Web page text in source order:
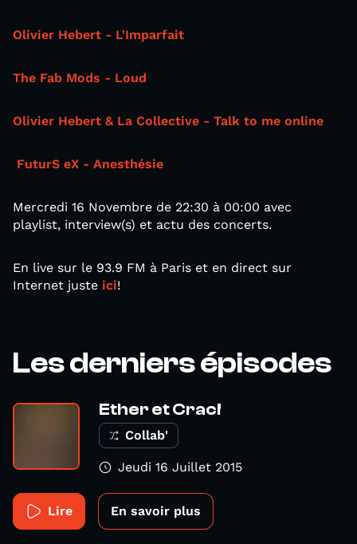
Olivier Hebert - L'Imparfait
The Fab Mods - Loud
Olivier Hebert & La Collective - Talk to me online
FuturS eX - Anesthésie
Mercredi 16 Novembre de 22:30 à 00:00 avec
playlist, interview(s) et actu des concerts.
En live sur le 93.9 FM à Paris et en direct sur
Internet juste ici!
Les derniers épisodes
Ether et Crac!
Collab'
Jeudi 16 Juillet 2015
Lire En savoir plus